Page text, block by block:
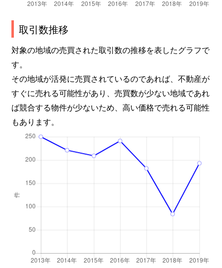
取引数推移
対象の地域の売買された取引数の推移を表したグラフで
す。
その地域が活発に売買されているのであれば、不動産が
すぐに売れる可能性があり、売買数が少ない地域であれ
ば競合する物件が少ないため、高い価格で売れる可能性
もあります。